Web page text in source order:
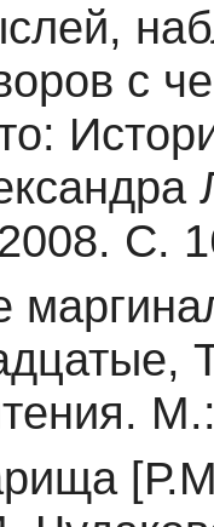
с
С.